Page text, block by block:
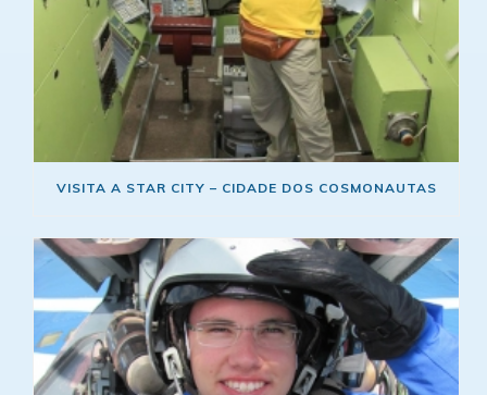
VISITA A STAR CITY – CIDADE DOS COSMONAUTAS